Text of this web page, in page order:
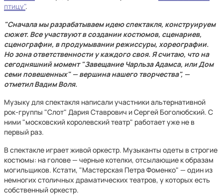
птицу".
"Сначала мы разрабатываем идею спектакля, конструируем
сюжет. Все участвуют в создании костюмов, сценариев,
сценографии, в продумывании режиссуры, хореографии.
Но зона ответственности у каждого своя. Я считаю, что на
сегодняшний момент "Завещание Чарльза Адамса, или Дом
семи повешенных" — вершина нашего творчества", —
отметил Вадим Воля.
Музыку для спектакля написали участники альтернативной
рок-группы "Слот" Дария Ставрович и Сергей Боголюбский. С
ними "московский королевский театр" работает уже не в
первый раз.
В спектакле играет живой оркестр. Музыканты одеты в строгие
костюмы: на голове — черные котелки, отсылающие к образам
могильщиков. Кстати, "Мастерская Петра Фоменко" — один из
немногих столичных драматических театров, у которых есть
собственный оркестр.